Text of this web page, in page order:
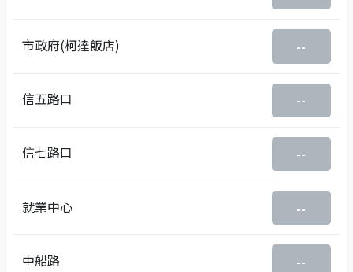
市政府(柯達飯店) --
信五路口 --
信七路口 --
就業中心 --
中船路 --